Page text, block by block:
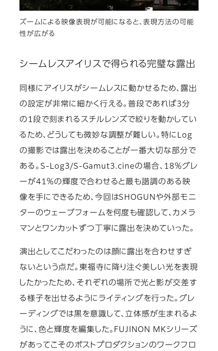
ズームによる映像表現が可能になると、表現方法の可能
性が広がる
シームレスアイリスで得られる完璧な露出
同様にアイリスがシームレスに動かせるため、露出
の設定が非常に細かく行える。普段であれば3分
の1段で刻まれるスチルレンズで絞りを動かしてい
るため、どうしても微妙な調整が難しい。特にLog
の撮影では露出を決めることが一番大切な部分で
ある。S-Log3/S-Gamut3.cineの場合、18％グレ
ーが41％の輝度で合わせると最も諧調のある映
像を手にできるため、今回はSHOGUNや外部モニ
ターのウェーブフォームを何度も確認して、カメラ
マンとワンカットずつ丁寧に露出を決めていった。
演出としてこだわったのは顔に露出を合わせすぎ
ないという点だ。東福寺に降り注ぐ美しい光を表現
したかったため、それぞれの場所で光と影が交差す
る様子を出せるようにライティングを行った。グレ
ーディングでは黒を意識して、立体感が生まれるよ
うに、色と輝度を編集した。FUJINON MKシリーズ
があってこそのポストプロダクションのワークフロ